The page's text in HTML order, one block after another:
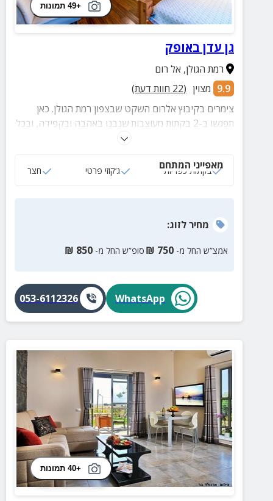
+49 תמונות
גן עדן באופק
רמת הגולן, אל רום
9.9 מצוין (
22 חוות דעת)
צימרים בקיבוץ אלרום השקט שבצפון רמת הגולן. כאן
תפגשו ב-2 בקתות מעוצבות שנבנו באהבה ובקפידה, ובכל
אחת מהן ג'קוזי מאבני בזלת, קומת גלריה ל-2 ילדי ועוד
מאפייני המתחם
בקתות כפריות ג‘קוזי פרטי חצר
מחירלזוג:
אמצ”ש החל מ- 750
₪ סופ”ש החל מ- 850
₪
WhatsApp
053-6112326
+40 תמונות